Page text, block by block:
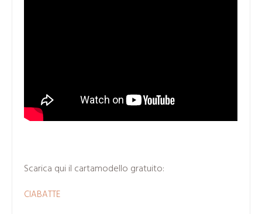
Scarica qui il cartamodello gratuito:
CIABATTE